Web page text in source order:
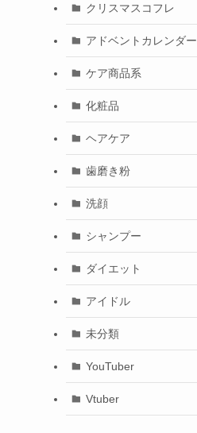
クリスマスコフレ
アドベントカレンダー
ケア商品系
化粧品
ヘアケア
歯磨き粉
洗顔
シャンプー
ダイエット
アイドル
未分類
YouTuber
Vtuber